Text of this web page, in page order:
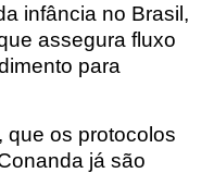
infância no Brasil,
assegura fluxo
para
que os protocolos
já são